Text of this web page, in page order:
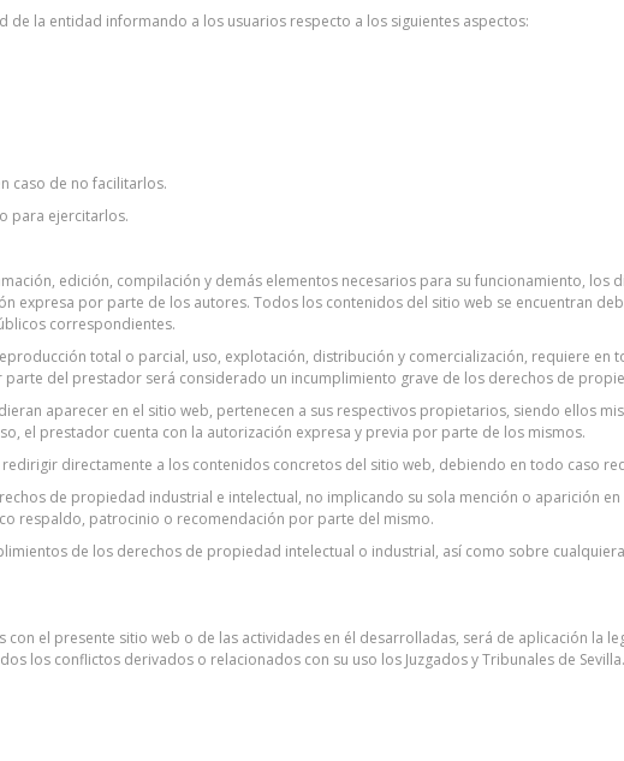
la entidad informando a los usuarios respecto a los siguientes aspectos:
de no facilitarlos.
para ejercitarlos.
edición, compilación y demás elementos necesarios para su funcionamiento, los
expresa por parte de los autores. Todos los contenidos del sitio web se encuentran
correspondientes.
total o parcial, uso, explotación, distribución y comercialización, requiere en
del prestador será considerado un incumplimiento grave de los derechos de
aparecer en el sitio web, pertenecen a sus respectivos propietarios, siendo ellos
el prestador cuenta con la autorización expresa y previa por parte de los mismos.
directamente a los contenidos concretos del sitio web, debiendo en todo caso
de propiedad industrial e intelectual, no implicando su sola mención o aparición
respaldo, patrocinio o recomendación por parte del mismo.
de los derechos de propiedad intelectual o industrial, así como sobre
el presente sitio web o de las actividades en él desarrolladas, será de aplicación la
los conflictos derivados o relacionados con su uso los Juzgados y Tribunales de Sevilla.